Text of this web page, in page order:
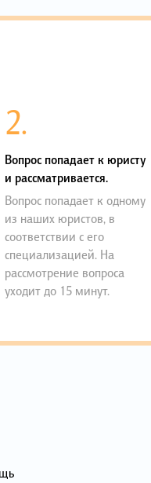
2.
Вопрос попадает к юристу
и рассматривается.
Вопрос попадает к одному
из наших юристов, в
соответствии с его
специализацией. На
рассмотрение вопроса
уходит до 15 минут.